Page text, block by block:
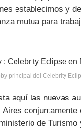
establecimos y
mutua para
principal del Celebrity
aquí las nuevas
Aires
de Turismo